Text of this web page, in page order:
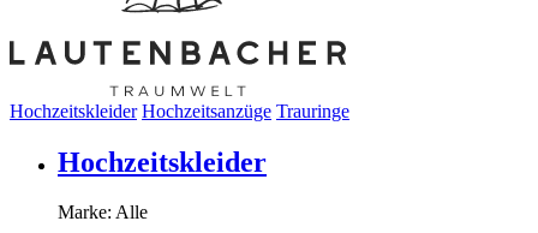
Hochzeitskleider Hochzeitsanzüge Trauringe
Hochzeitskleider
Marke: Alle